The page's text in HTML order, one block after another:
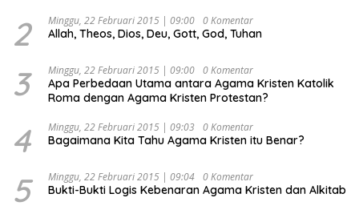
Ekonomi Politik Indonesia) & Simposium Nasional
“Urgensi Undang-Undang Perekonomian Nasional dan
Indonesia Emas 2045”,
2 Minggu, 22 Februari 2015 | 09:00 0 Komentar
Allah, Theos, Dios, Deu, Gott, God, Tuhan
3 Minggu, 22 Februari 2015 | 09:00 0 Komentar
Apa Perbedaan Utama antara Agama Kristen Katolik
Roma dengan Agama Kristen Protestan?
4 Minggu, 22 Februari 2015 | 09:03 0 Komentar
Bagaimana Kita Tahu Agama Kristen itu Benar?
5 Minggu, 22 Februari 2015 | 09:04 0 Komentar
Bukti-Bukti Logis Kebenaran Agama Kristen dan Alkitab